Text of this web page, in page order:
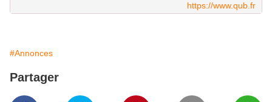
https://www.qub.fr
#Annonces
Partager